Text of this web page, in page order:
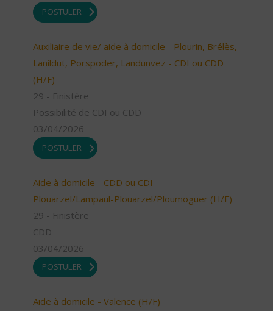
POSTULER
Auxiliaire de vie/ aide à domicile - Plourin, Brélès,
Lanildut, Porspoder, Landunvez - CDI ou CDD
(H/F)
29 - Finistère
Possibilité de CDI ou CDD
03/04/2026
POSTULER
Aide à domicile - CDD ou CDI -
Plouarzel/Lampaul-Plouarzel/Ploumoguer (H/F)
29 - Finistère
CDD
03/04/2026
POSTULER
Aide à domicile - Valence (H/F)